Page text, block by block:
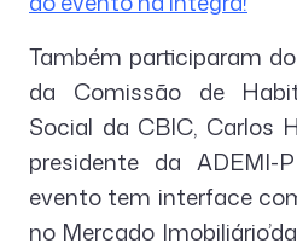
Também participaram
da Comissão de
Social da CBIC, Carlos
presidente da ADEMI-
evento tem interface
no Mercado